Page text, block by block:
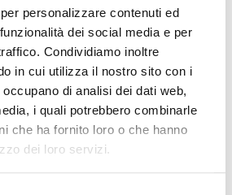
personalizzare contenuti ed
dei social media e per
Condividiamo inoltre
in cui utilizza il nostro sito con i
di analisi dei dati web,
i quali potrebbero combinarle
che ha fornito loro o che hanno
dei loro servizi.
dall’Agordino dedica una
alla frazione di California, nel
di Gosaldo, oggi
abbandonata
l’alluvione del 1966, ma un
centro mondano sorto
all’attività mineraria della